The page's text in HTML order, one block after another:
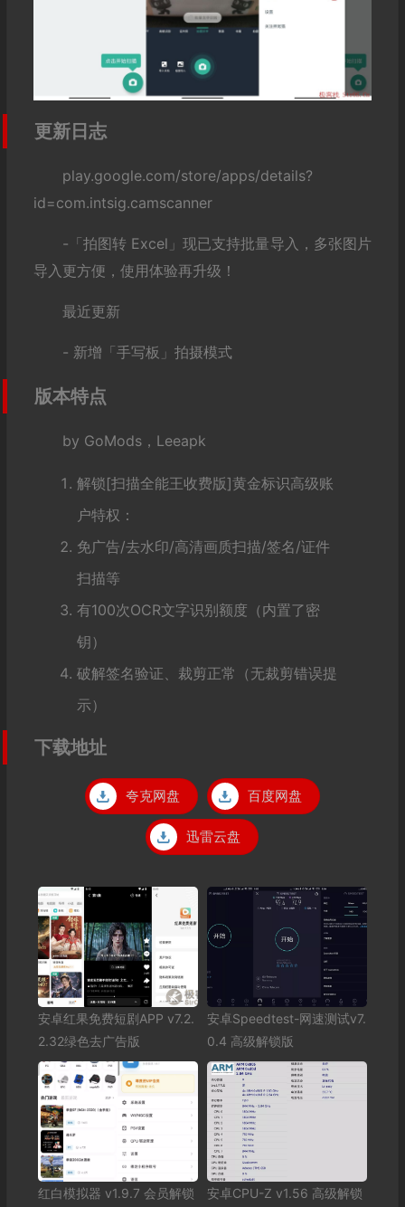
更新日志
play.google.com/store/apps/details?
id=com.intsig.camscanner
-「拍图转 Excel」现已支持批量导入，多张图片
导入更方便，使用体验再升级！
最近更新
- 新增「手写板」拍摄模式
版本特点
by GoMods，Leeapk
解锁[扫描全能王收费版]黄金标识高级账
户特权：
免广告/去水印/高清画质扫描/签名/证件
扫描等
有100次OCR文字识别额度（内置了密
钥）
破解签名验证、裁剪正常（无裁剪错误提
示）
下载地址
夸克网盘 百度网盘
迅雷云盘
安卓红果免费短剧APP v7.2.
2.32绿色去广告版
安卓Speedtest-网速测试v7.
0.4 高级解锁版
红白模拟器 v1.9.7 会员解锁
安卓CPU-Z v1.56 高级解锁